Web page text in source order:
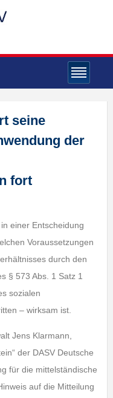
seine
der
fort
einer Entscheidung
Voraussetzungen
durch den
§ 573 Abs. 1 Satz 1
sozialen
– wirksam ist.
Jens Klarmann,
der DASV Deutsche
für die mittelständische
auf die Mitteilung